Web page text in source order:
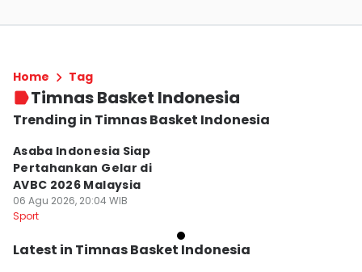
Home Tag
Timnas Basket Indonesia
Trending in Timnas Basket Indonesia
Asaba Indonesia Siap
Pertahankan Gelar di
AVBC 2026 Malaysia
06 Agu 2026, 20:04 WIB
Sport
Latest in Timnas Basket Indonesia